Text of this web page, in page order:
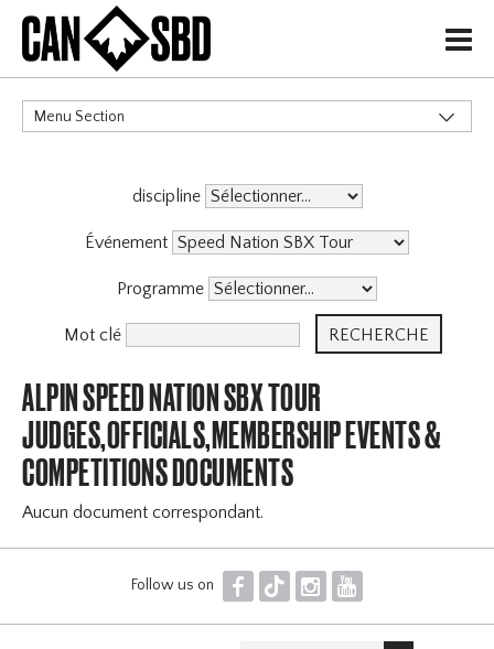
H
Menu Section
discipline
Événement
Programme
Mot clé
ALPIN SPEED NATION SBX TOUR
JUDGES,OFFICIALS,MEMBERSHIP EVENTS &
COMPETITIONS DOCUMENTS
Aucun document correspondant.
Follow us on F T I Y